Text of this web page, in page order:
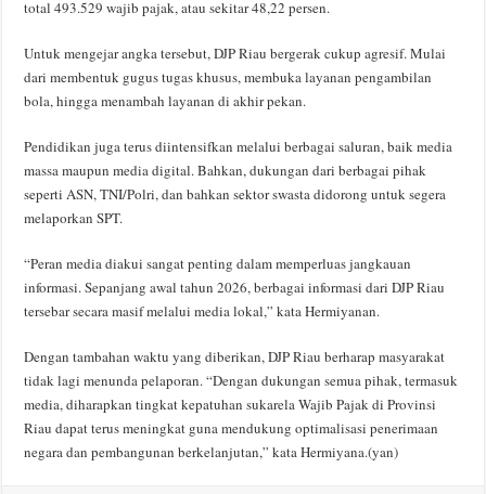
total 493.529 wajib pajak, atau sekitar 48,22 persen.
Untuk mengejar angka tersebut, DJP Riau bergerak cukup agresif. Mulai
dari membentuk gugus tugas khusus, membuka layanan pengambilan
bola, hingga menambah layanan di akhir pekan.
Pendidikan juga terus diintensifkan melalui berbagai saluran, baik media
massa maupun media digital. Bahkan, dukungan dari berbagai pihak
seperti ASN, TNI/Polri, dan bahkan sektor swasta didorong untuk segera
melaporkan SPT.
“Peran media diakui sangat penting dalam memperluas jangkauan
informasi. Sepanjang awal tahun 2026, berbagai informasi dari DJP Riau
tersebar secara masif melalui media lokal,” kata Hermiyanan.
Dengan tambahan waktu yang diberikan, DJP Riau berharap masyarakat
tidak lagi menunda pelaporan. “Dengan dukungan semua pihak, termasuk
media, diharapkan tingkat kepatuhan sukarela Wajib Pajak di Provinsi
Riau dapat terus meningkat guna mendukung optimalisasi penerimaan
negara dan pembangunan berkelanjutan,” kata Hermiyana.(yan)